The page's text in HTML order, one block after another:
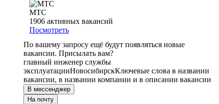
МТС
1906 активных вакансий
Посмотреть
По вашему запросу ещё будут появляться новые
вакансии. Присылать вам?
главный инженер службы
эксплуатацииНовосибирскКлючевые слова в названии
вакансии, в названии компании и в описании вакансии
В мессенджер
На почту